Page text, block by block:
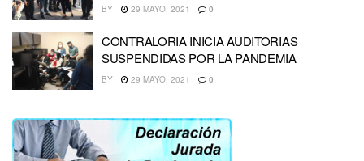
BY 29 MAYO, 2021 0
CONTRALORIA INICIA AUDITORIAS
SUSPENDIDAS POR LA PANDEMIA
BY 29 MAYO, 2021 0